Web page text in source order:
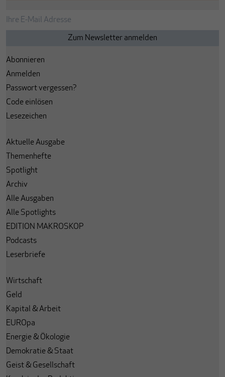
Abonnieren
Anmelden
Passwort vergessen?
Code einlösen
Lesezeichen
Aktuelle Ausgabe
Themenhefte
Spotlight
Archiv
Alle Ausgaben
Alle Spotlights
EDITION MAKROSKOP
Podcasts
Leserbriefe
Wirtschaft
Geld
Kapital & Arbeit
EUROpa
Energie & Ökologie
Demokratie & Staat
Geist & Gesellschaft